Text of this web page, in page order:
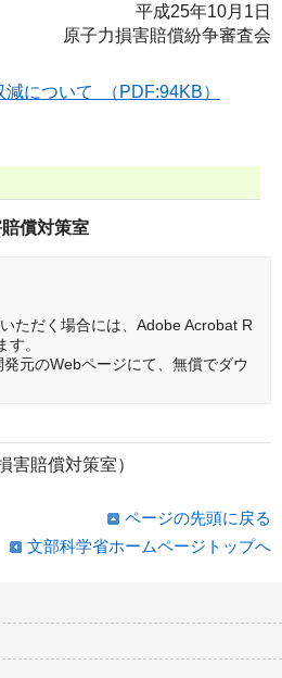
平成25年10月1日
原子力損害賠償紛争審査会
について （PDF:94KB）
償対策室
ただく場合には、Adobe Acrobat R
。
元のWebページにて、無償でダウ
害賠償対策室）
ページの先頭に戻る
文部科学省ホームページトップへ